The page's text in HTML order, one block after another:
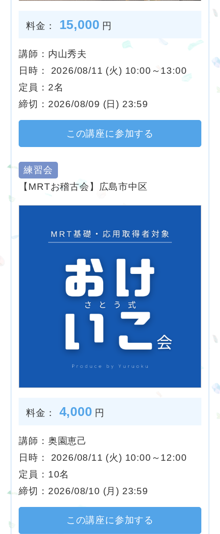
料金： 15,000 円
講師：内山秀夫
日時： 2026/08/11 (火) 10:00～13:00
定員：2名
締切：2026/08/09 (日) 23:59
この講座に参加する
練習会
【MRTお稽古会】広島市中区
料金： 4,000 円
講師：奥園恵己
日時： 2026/08/11 (火) 10:00～12:00
定員：10名
締切：2026/08/10 (月) 23:59
この講座に参加する